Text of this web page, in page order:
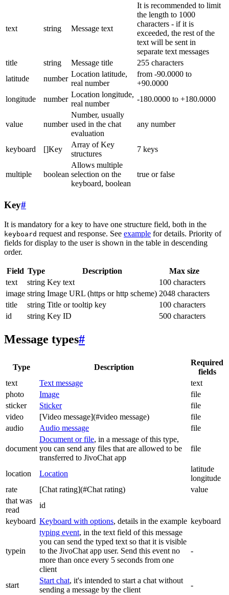
text string Message text
It is recommended to limit
the length to 1000
characters - if it is
exceeded, the rest of the
text will be sent in
separate text messages
title
string Message title
255 characters
latitude
number
Location latitude,
real number
from -90.0000 to
+90.0000
longitude
number
Location longitude,
real number
-180.0000 to +180.0000
value number
Number, usually
used in the chat
evaluation
any number
keyboard []Key
Array of Key
structures
7 keys
multiple boolean
Allows multiple
selection on the
keyboard, boolean
true or false
Key#
It is mandatory for a key to have one structure field, both in the
keyboard request and response. See example for details. Priority of
fields for display to the user is shown in the table in descending
order.
Field Type Description
Max size
text
string Key text
100 characters
image string Image URL (https or http scheme) 2048 characters
title
string Title or tooltip key
100 characters
id
string Key ID 500 characters
Message types#
Type Description
Required
fields
text
Text message
text
photo
Image
file
sticker
Sticker
file
video
[Video message](#video message)
file
audio
Audio message file
document
Document or file, in a message of this type,
you can send any files that are allowed to be
transferred to JivoChat app
file
location Location
latitude
longitude
rate
[Chat rating](#Chat rating)
value
that was
read
id
keyboard Keyboard with options, details in the example keyboard
typein
typing event, in the text field of this message
you can send the typed text so that it is visible
to the JivoChat app user. Send this event no
more than once every 5 seconds from one
client
-
start
Start chat, it's intended to start a chat without
sending a message by the client
-